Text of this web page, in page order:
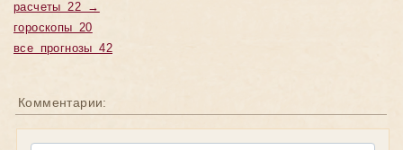
расчеты 22 →
гороскопы 20
все прогнозы 42
Комментарии: